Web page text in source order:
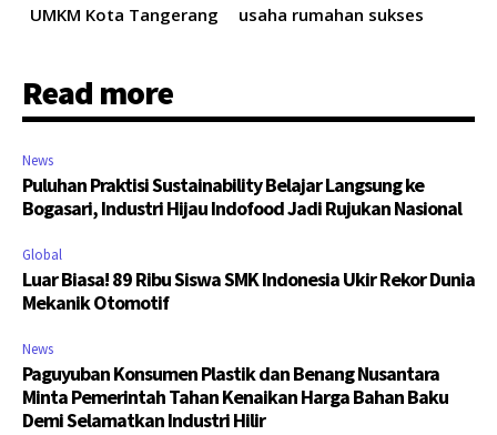
UMKM Kota Tangerang
usaha rumahan sukses
Read more
News
Puluhan Praktisi Sustainability Belajar Langsung ke
Bogasari, Industri Hijau Indofood Jadi Rujukan Nasional
Global
Luar Biasa! 89 Ribu Siswa SMK Indonesia Ukir Rekor Dunia
Mekanik Otomotif
News
Paguyuban Konsumen Plastik dan Benang Nusantara
Minta Pemerintah Tahan Kenaikan Harga Bahan Baku
Demi Selamatkan Industri Hilir